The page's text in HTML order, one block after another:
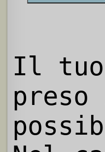
Il tuo
preso